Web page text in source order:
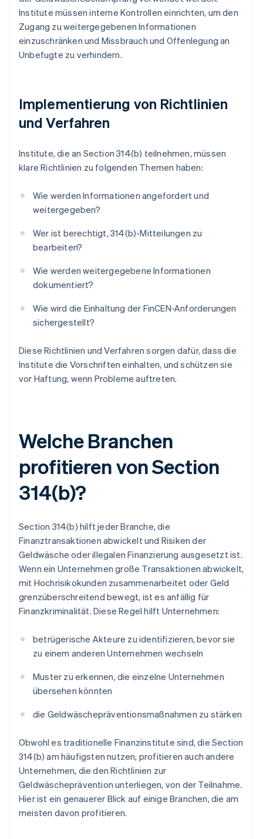
Institute müssen interne Kontrollen einrichten, um den
Zugang zu weitergegebenen Informationen
einzuschränken und Missbrauch und Offenlegung an
Unbefugte zu verhindern.
Implementierung von Richtlinien
und Verfahren
Institute, die an Section 314(b) teilnehmen, müssen
klare Richtlinien zu folgenden Themen haben:
Wie werden Informationen angefordert und
weitergegeben?
Wer ist berechtigt, 314(b)-Mitteilungen zu
bearbeiten?
Wie werden weitergegebene Informationen
dokumentiert?
Wie wird die Einhaltung der FinCEN-Anforderungen
sichergestellt?
Diese Richtlinien und Verfahren sorgen dafür, dass die
Institute die Vorschriften einhalten, und schützen sie
vor Haftung, wenn Probleme auftreten.
Welche Branchen
profitieren von Section
314(b)?
Section 314(b) hilft jeder Branche, die
Finanztransaktionen abwickelt und Risiken der
Geldwäsche oder illegalen Finanzierung ausgesetzt ist.
Wenn ein Unternehmen große Transaktionen abwickelt,
mit Hochrisikokunden zusammenarbeitet oder Geld
grenzüberschreitend bewegt, ist es anfällig für
Finanzkriminalität. Diese Regel hilft Unternehmen:
betrügerische Akteure zu identifizieren, bevor sie
zu einem anderen Unternehmen wechseln
Muster zu erkennen, die einzelne Unternehmen
übersehen könnten
die Geldwäschepräventionsmaßnahmen zu stärken
Obwohl es traditionelle Finanzinstitute sind, die Section
314(b) am häufigsten nutzen, profitieren auch andere
Unternehmen, die den Richtlinien zur
Geldwäscheprävention unterliegen, von der Teilnahme.
Hier ist ein genauerer Blick auf einige Branchen, die am
meisten davon profitieren.